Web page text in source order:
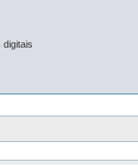
digitais